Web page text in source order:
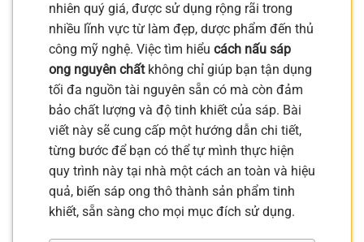
nhiên quý giá, được sử dụng rộng rãi trong
nhiều lĩnh vực từ làm đẹp, dược phẩm đến thủ
công mỹ nghệ. Việc tìm hiểu cách nấu sáp
ong nguyên chấtkhông chỉ giúp bạn tận dụng
tối đa nguồn tài nguyên sẵn có mà còn đảm
bảo chất lượng và độ tinh khiết của sáp. Bài
viết này sẽ cung cấp một hướng dẫn chi tiết,
từng bước để bạn có thể tự mình thực hiện
quy trình này tại nhà một cách an toàn và hiệu
quả, biến sáp ong thô thành sản phẩm tinh
khiết, sẵn sàng cho mọi mục đích sử dụng.